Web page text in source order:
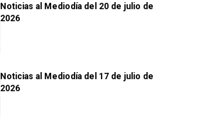
Noticias al Mediodía del 20 de julio de
2026
Noticias al Mediodía del 17 de julio de
2026